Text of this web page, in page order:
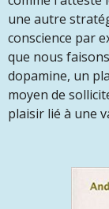
une autre
conscience par
que nous
dopamine, un
moyen de
plaisir lié à une